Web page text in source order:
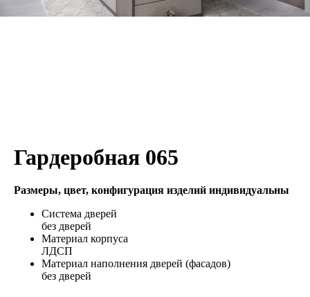
Гардеробная 065
Размеры, цвет, конфигурация изделий индивидуальны
Система дверей
без дверей
Материал корпуса
ЛДСП
Материал наполнения дверей (фасадов)
без дверей